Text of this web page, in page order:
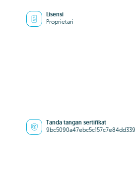
Lisensi
Proprietari
Tanda tangan sertifikat